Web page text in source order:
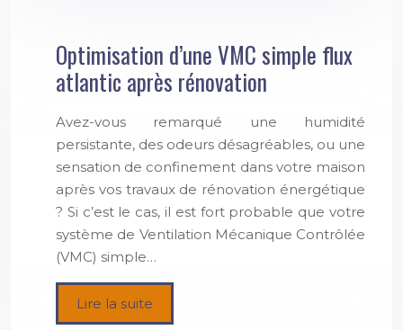
Optimisation d’une VMC simple flux
atlantic après rénovation
Avez-vous remarqué une humidité
persistante, des odeurs désagréables, ou une
sensation de confinement dans votre maison
après vos travaux de rénovation énergétique
? Si c’est le cas, il est fort probable que votre
système de Ventilation Mécanique Contrôlée
(VMC) simple…
Lire la suite